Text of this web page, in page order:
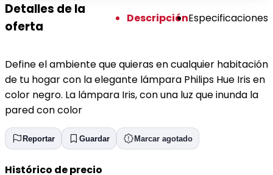
Detalles de la
oferta
DescripciónEspecificaciones
Define el ambiente que quieras en cualquier habitación
de tu hogar con la elegante lámpara Philips Hue Iris en
color negro. La lámpara Iris, con una luz que inunda la
pared con color
Reportar Guardar Marcar agotado
Histórico de precio